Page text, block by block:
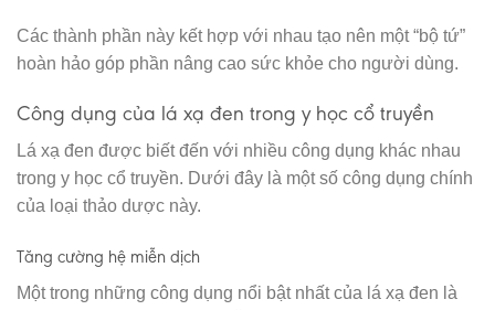
Các thành phần này kết hợp với nhau tạo nên một “bộ tứ”
hoàn hảo góp phần nâng cao sức khỏe cho người dùng.
Công dụng của lá xạ đen trong y học cổ truyền
Lá xạ đen được biết đến với nhiều công dụng khác nhau
trong y học cổ truyền. Dưới đây là một số công dụng chính
của loại thảo dược này.
Tăng cường hệ miễn dịch
Một trong những công dụng nổi bật nhất của lá xạ đen là